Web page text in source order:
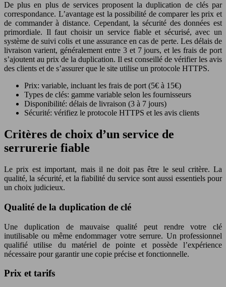
De plus en plus de services proposent la duplication de clés par
correspondance. L’avantage est la possibilité de comparer les prix et
de commander à distance. Cependant, la sécurité des données est
primordiale. Il faut choisir un service fiable et sécurisé, avec un
système de suivi colis et une assurance en cas de perte. Les délais de
livraison varient, généralement entre 3 et 7 jours, et les frais de port
s’ajoutent au prix de la duplication. Il est conseillé de vérifier les avis
des clients et de s’assurer que le site utilise un protocole HTTPS.
Prix: variable, incluant les frais de port (5€ à 15€)
Types de clés: gamme variable selon les fournisseurs
Disponibilité: délais de livraison (3 à 7 jours)
Sécurité: vérifiez le protocole HTTPS et les avis clients
Critères de choix d’un service de
serrurerie fiable
Le prix est important, mais il ne doit pas être le seul critère. La
qualité, la sécurité, et la fiabilité du service sont aussi essentiels pour
un choix judicieux.
Qualité de la duplication de clé
Une duplication de mauvaise qualité peut rendre votre clé
inutilisable ou même endommager votre serrure. Un professionnel
qualifié utilise du matériel de pointe et possède l’expérience
nécessaire pour garantir une copie précise et fonctionnelle.
Prix et tarifs